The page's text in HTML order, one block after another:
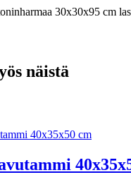
30x30x95 cm
näistä